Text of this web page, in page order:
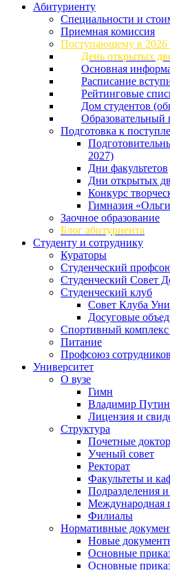
Абитуриенту
Специальности и
Приемная комиссия
Поступающему в 2026
День открытых
Основная
Расписание
Рейтинговые
Дом студентов
Образовательный
Подготовка к
2027)
Дни факультетов
Дни открытых
Конкурс
Гимназия
Заочное образование
Блог абитуриента
Студенту и сотруднику
Кураторы
Студенческий
Студенческий Совет
Студенческий клуб
Совет Клуба
Досуговые
Спортивный
Питание
Профсоюз сотрудников
Университет
О вузе
Гимн
Владимир
Лицензия и
Структура
Почетные
Ученый совет
Ректорат
Факультеты и
Подразделения
Международная
Филиалы
Нормативные
Новые
Основные
Основные